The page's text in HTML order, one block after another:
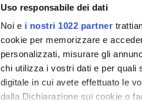
Uso responsabile dei dati
Noi e i nostri 1022 partner
cookie per memorizzare e
personalizzati, misurare gli
chi utilizza i vostri dati e per quali
digitale in cui avete effettuato le
dalla Dichiarazione sui cookie o
Francesca
Sara Migliorini